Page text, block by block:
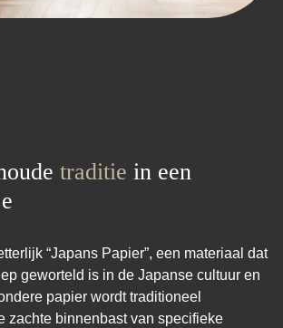
traditie in een
“Japans Papier”, een materiaal dat
geworteld is in de Japanse cultuur en
papier wordt traditioneel
zachte binnenbast van specifieke